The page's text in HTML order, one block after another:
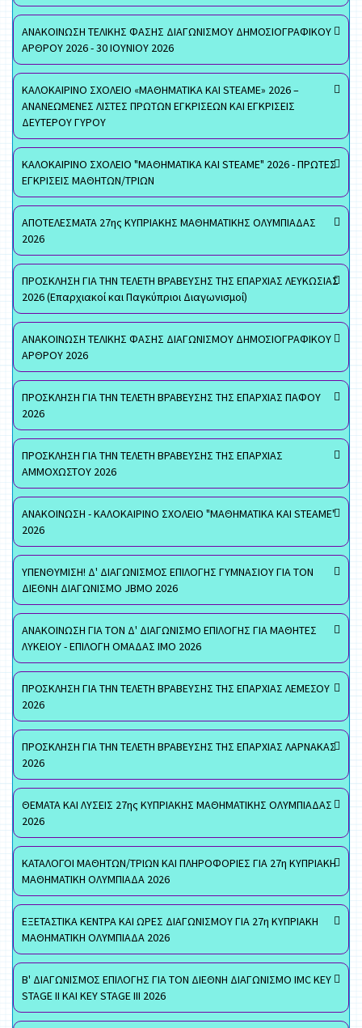
ΑΝΑΚΟΙΝΩΣΗ ΤΕΛΙΚΗΣ ΦΑΣΗΣ ΔΙΑΓΩΝΙΣΜΟΥ ΔΗΜΟΣΙΟΓΡΑΦΙΚΟΥ
ΑΡΘΡΟΥ 2026 - 30 ΙΟΥΝΙΟΥ 2026
ΚΑΛΟΚΑΙΡΙΝΟ ΣΧΟΛΕΙΟ «ΜΑΘΗΜΑΤΙΚΑ ΚΑΙ STEAME» 2026 –
ΑΝΑΝΕΩΜΕΝΕΣ ΛΙΣΤΕΣ ΠΡΩΤΩΝ ΕΓΚΡΙΣΕΩΝ ΚΑΙ ΕΓΚΡΙΣΕΙΣ
ΔΕΥΤΕΡΟΥ ΓΥΡΟΥ
ΚΑΛΟΚΑΙΡΙΝΟ ΣΧΟΛΕΙΟ "ΜΑΘΗΜΑΤΙΚΑ ΚΑΙ STEAME" 2026 - ΠΡΩΤΕΣ
ΕΓΚΡΙΣΕΙΣ ΜΑΘΗΤΩΝ/ΤΡΙΩΝ
ΑΠΟΤΕΛΕΣΜΑΤΑ 27ης ΚΥΠΡΙΑΚΗΣ ΜΑΘΗΜΑΤΙΚΗΣ ΟΛΥΜΠΙΑΔΑΣ
2026
ΠΡΟΣΚΛΗΣΗ ΓΙΑ ΤΗΝ ΤΕΛΕΤΗ ΒΡΑΒΕΥΣΗΣ ΤΗΣ ΕΠΑΡΧΙΑΣ ΛΕΥΚΩΣΙΑΣ
2026 (Επαρχιακοί και Παγκύπριοι Διαγωνισμοί)
ΑΝΑΚΟΙΝΩΣΗ ΤΕΛΙΚΗΣ ΦΑΣΗΣ ΔΙΑΓΩΝΙΣΜΟΥ ΔΗΜΟΣΙΟΓΡΑΦΙΚΟΥ
ΑΡΘΡΟΥ 2026
ΠΡΟΣΚΛΗΣΗ ΓΙΑ ΤΗΝ ΤΕΛΕΤΗ ΒΡΑΒΕΥΣΗΣ ΤΗΣ ΕΠΑΡΧΙΑΣ ΠΑΦΟΥ
2026
ΠΡΟΣΚΛΗΣΗ ΓΙΑ ΤΗΝ ΤΕΛΕΤΗ ΒΡΑΒΕΥΣΗΣ ΤΗΣ ΕΠΑΡΧΙΑΣ
ΑΜΜΟΧΩΣΤΟΥ 2026
ΑΝΑΚΟΙΝΩΣΗ - ΚΑΛΟΚΑΙΡΙΝΟ ΣΧΟΛΕΙΟ "ΜΑΘΗΜΑΤΙΚΑ ΚΑΙ STEAME"
2026
ΥΠΕΝΘΥΜΙΣΗ! Δ' ΔΙΑΓΩΝΙΣΜΟΣ ΕΠΙΛΟΓΗΣ ΓΥΜΝΑΣΙΟΥ ΓΙΑ ΤΟΝ
ΔΙΕΘΝΗ ΔΙΑΓΩΝΙΣΜΟ JBMO 2026
ΑΝΑΚΟΙΝΩΣΗ ΓΙΑ ΤΟΝ Δ' ΔΙΑΓΩΝΙΣΜΟ ΕΠΙΛΟΓΗΣ ΓΙΑ ΜΑΘΗΤΕΣ
ΛΥΚΕΙΟΥ - ΕΠΙΛΟΓΗ ΟΜΑΔΑΣ ΙΜΟ 2026
ΠΡΟΣΚΛΗΣΗ ΓΙΑ ΤΗΝ ΤΕΛΕΤΗ ΒΡΑΒΕΥΣΗΣ ΤΗΣ ΕΠΑΡΧΙΑΣ ΛΕΜΕΣΟΥ
2026
ΠΡΟΣΚΛΗΣΗ ΓΙΑ ΤΗΝ ΤΕΛΕΤΗ ΒΡΑΒΕΥΣΗΣ ΤΗΣ ΕΠΑΡΧΙΑΣ ΛΑΡΝΑΚΑΣ
2026
ΘΕΜΑΤΑ ΚΑΙ ΛΥΣΕΙΣ 27ης ΚΥΠΡΙΑΚΗΣ ΜΑΘΗΜΑΤΙΚΗΣ ΟΛΥΜΠΙΑΔΑΣ
2026
ΚΑΤΑΛΟΓΟΙ ΜΑΘΗΤΩΝ/ΤΡΙΩΝ ΚΑΙ ΠΛΗΡΟΦΟΡΙΕΣ ΓΙΑ 27η ΚΥΠΡΙΑΚΗ
ΜΑΘΗΜΑΤΙΚΗ ΟΛΥΜΠΙΑΔΑ 2026
ΕΞΕΤΑΣΤΙΚΑ ΚΕΝΤΡΑ ΚΑΙ ΩΡΕΣ ΔΙΑΓΩΝΙΣΜΟΥ ΓΙΑ 27η ΚΥΠΡΙΑΚΗ
ΜΑΘΗΜΑΤΙΚΗ ΟΛΥΜΠΙΑΔΑ 2026
Β' ΔΙΑΓΩΝΙΣΜΟΣ ΕΠΙΛΟΓΗΣ ΓΙΑ ΤΟΝ ΔΙΕΘΝΗ ΔΙΑΓΩΝΙΣΜΟ IMC KEY
STAGE II ΚΑΙ KEY STAGE III 2026